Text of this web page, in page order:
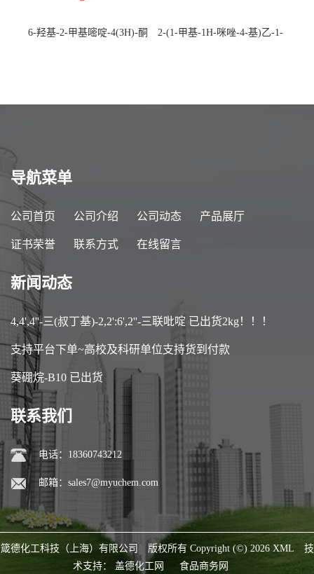
6-羟基-2-甲基嘧啶-4(3H)-酮
2-(1-甲基-1H-咪唑-4-基)乙-1-
导航菜单
公司首页 公司介绍 公司动态 产品展厅
证书荣誉 联系方式 在线留言
新闻动态
4,4',4''-三(叔丁基)-2,2':6',2''-三联吡啶 已出货2kg！！！
支持平台下单~高校及科研单位支持货到付款
葵硼烷-B10 已出货
联系我们
电话：18360743212
邮箱： sales7@myuchem.com
箴德化工科技（上海）有限公司 版权所有 Copyright (©) 2026 XML
技
术支持： 盖德化工网 食品商务网